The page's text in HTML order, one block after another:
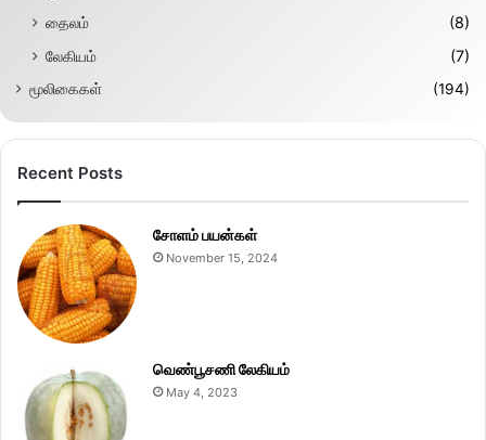
தைலம்
(8)
லேகியம்
(7)
மூலிகைகள் (194)
Recent Posts
சோளம் பயன்கள்
November 15, 2024
வெண்பூசணி லேகியம்
May 4, 2023